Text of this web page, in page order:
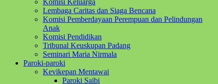
Komisi Keluarga
Lembaga Caritas dan Siaga Bencana
Komisi Pemberdayaan Perempuan dan Pelindungan
Anak
Komisi Pendidikan
Tribunal Keuskupan Padang
Seminari Maria Nirmala
Paroki-paroki
Kevikepan Mentawai
Paroki Saibi